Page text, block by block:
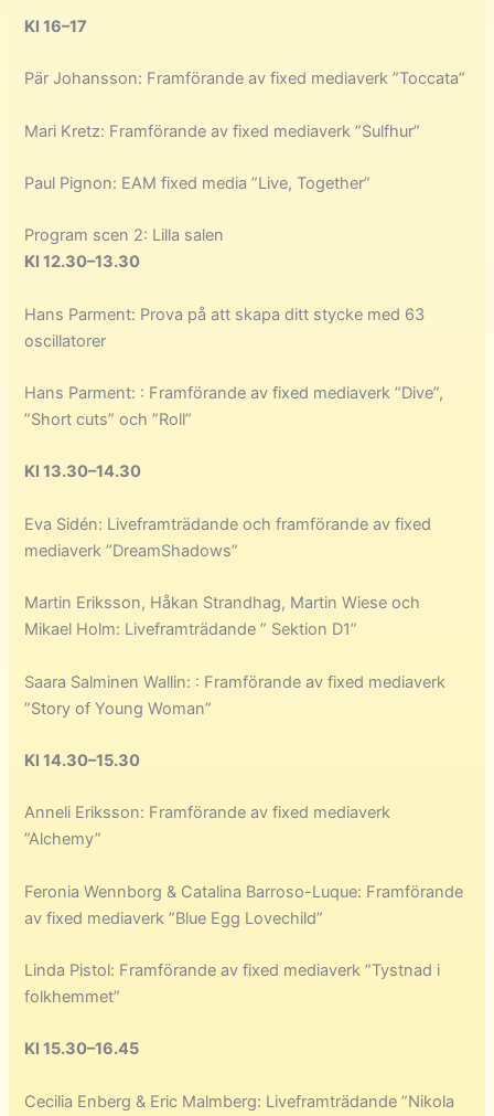
Kl 16–17
Pär Johansson: Framförande av fixed mediaverk ”Toccata”
Mari Kretz: Framförande av fixed mediaverk ”Sulfhur”
Paul Pignon: EAM fixed media ”Live, Together”
Program scen 2: Lilla salen
Kl 12.30–13.30
Hans Parment: Prova på att skapa ditt stycke med 63
oscillatorer
Hans Parment: : Framförande av fixed mediaverk ”Dive”,
”Short cuts” och ”Roll”
Kl 13.30–14.30
Eva Sidén: Liveframträdande och framförande av fixed
mediaverk ”DreamShadows”
Martin Eriksson, Håkan Strandhag, Martin Wiese och
Mikael Holm: Liveframträdande ” Sektion D1”
Saara Salminen Wallin: : Framförande av fixed mediaverk
”Story of Young Woman”
Kl 14.30–15.30
Anneli Eriksson: Framförande av fixed mediaverk
”Alchemy”
Feronia Wennborg & Catalina Barroso-Luque: Framförande
av fixed mediaverk ”Blue Egg Lovechild”
Linda Pistol: Framförande av fixed mediaverk ”Tystnad i
folkhemmet”
Kl 15.30–16.45
Cecilia Enberg & Eric Malmberg: Liveframträdande ”Nikola